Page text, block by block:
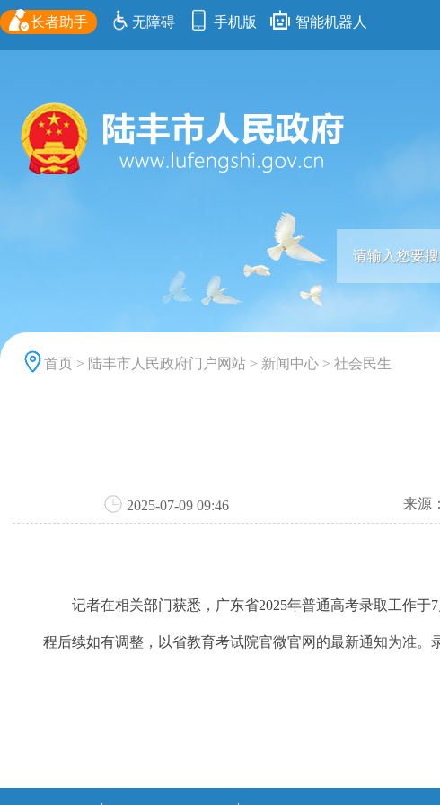
长者助手 无障碍 手机版 智能机器人
首页 > 陆丰市人民政府门户网站 > 新闻中心 > 社会民生
2025-07-09 09:46 来源：
记者在相关部门获悉，广东省2025年普通高考录取工作于7
程后续如有调整，以省教育考试院官微官网的最新通知为准。